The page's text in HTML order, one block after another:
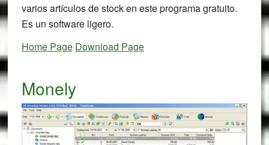
varios artículos de stock en este programa gratuito.
Es un software ligero.
Home Page Download Page
Monely